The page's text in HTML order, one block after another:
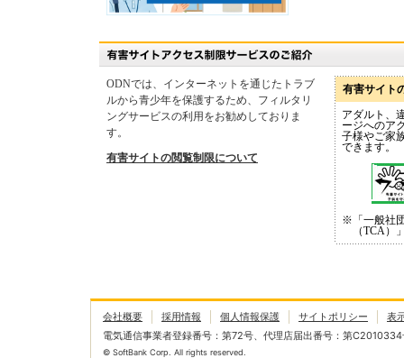
ODNでは、インターネットを通じたトラブ
ルから青少年を保護するため、フィルタリ
ングサービスの利用をお勧めしておりま
す。
有害サイトの閲覧制限について
有害サイト
アダルト、
ージへのア
子様やご家
できます。
※「一般社
（TCA）
会社概要 採用情報 個人情報保護 サイトポリシー
表
電気通信事業者登録番号：第72号、代理店届出番号：第C2010334
© SoftBank Corp. All rights reserved.